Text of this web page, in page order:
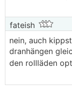
fateish
nein, auch
dranhängen
den rollläden